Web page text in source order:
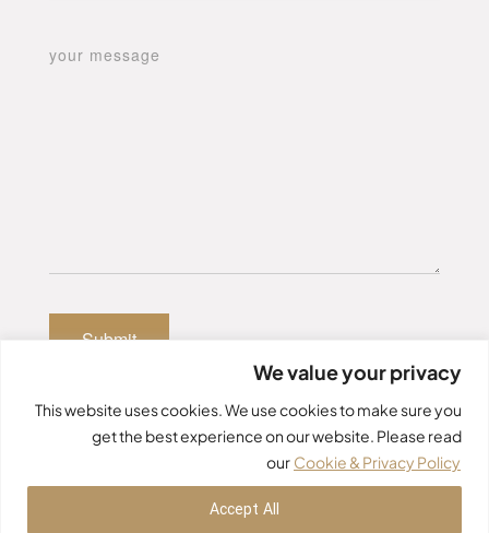
We value your privacy
This website uses cookies. We use cookies to make sure you
get the best experience on our website. Please read
our Cookie & Privacy Policy
Accept All